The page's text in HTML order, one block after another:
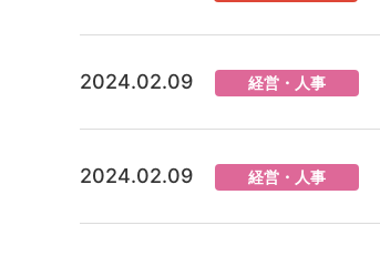
2024.02.09 経営・人事
2024.02.09 経営・人事